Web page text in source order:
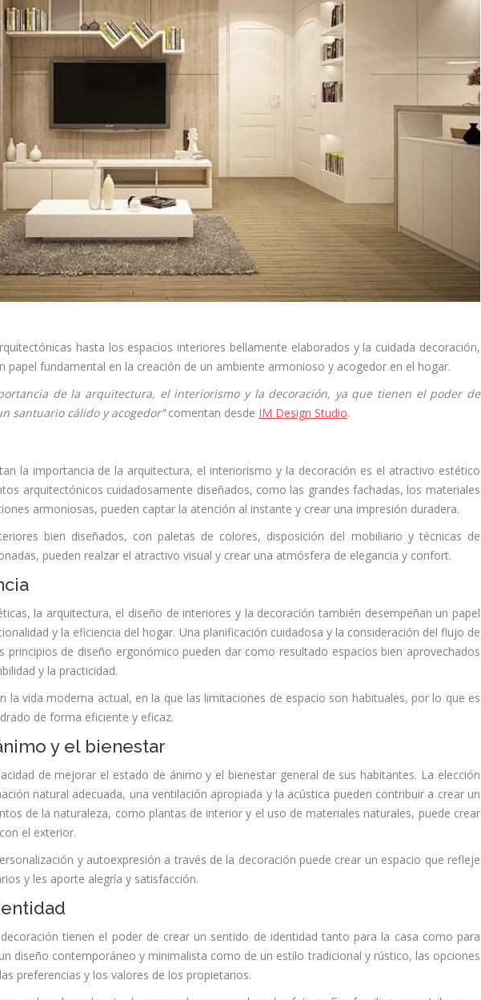
hasta los espacios interiores bellamente elaborados y la cuidada decoración,
papel fundamental en la creación de un ambiente armonioso y acogedor en el hogar.
de la arquitectura, el interiorismo y la decoración, ya que tienen el poder de
santuario cálido y acogedor”comentan desde IM Design Studio.
la importancia de la arquitectura, el interiorismo y la decoración es el atractivo estético
arquitectónicos cuidadosamente diseñados, como las grandes fachadas, los materiales
armoniosas, pueden captar la atención al instante y crear una impresión duradera.
bien diseñados, con paletas de colores, disposición del mobiliario y técnicas de
pueden realzar el atractivo visual y crear una atmósfera de elegancia y confort.
la arquitectura, el diseño de interiores y la decoración también desempeñan un papel
y la eficiencia del hogar. Una planificación cuidadosa y la consideración del flujo de
principios de diseño ergonómico pueden dar como resultado espacios bien aprovechados
y la practicidad.
la vida moderna actual, en la que las limitaciones de espacio son habituales, por lo que es
de forma eficiente y eficaz.
y el bienestar
de mejorar el estado de ánimo y el bienestar general de sus habitantes. La elección
natural adecuada, una ventilación apropiada y la acústica pueden contribuir a crear un
de la naturaleza, como plantas de interior y el uso de materiales naturales, puede crear
el exterior.
y autoexpresión a través de la decoración puede crear un espacio que refleje
y les aporte alegría y satisfacción.
tienen el poder de crear un sentido de identidad tanto para la casa como para
diseño contemporáneo y minimalista como de un estilo tradicional y rústico, las opciones
preferencias y los valores de los propietarios.